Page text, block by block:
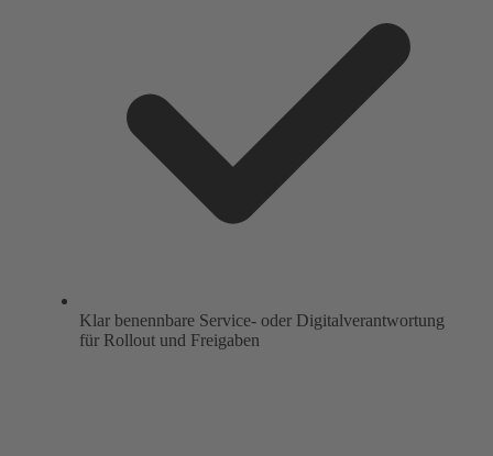
Klar benennbare Service- oder Digitalverantwortung
für Rollout und Freigaben